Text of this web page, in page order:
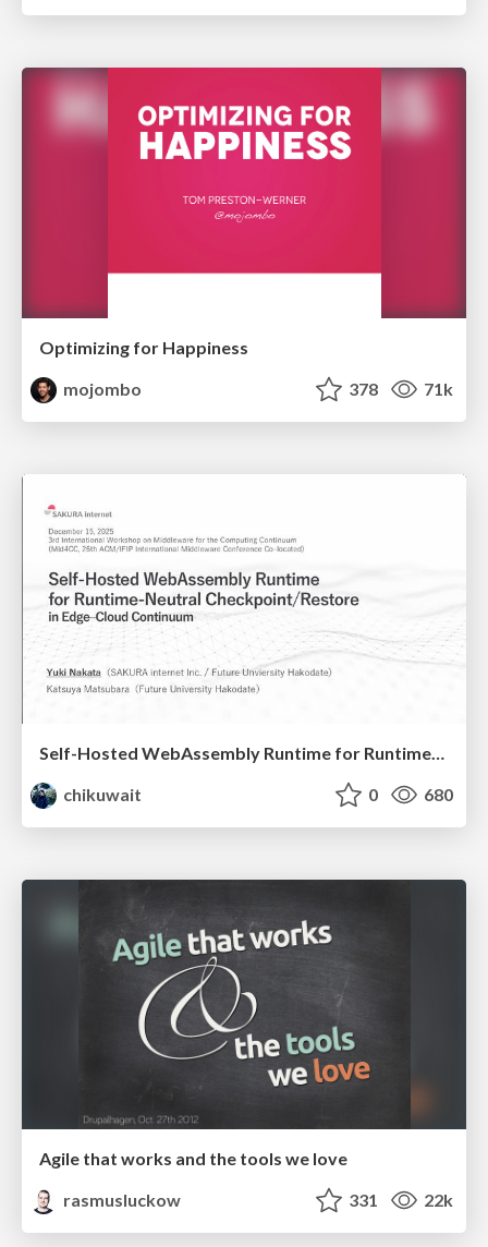
Optimizing for Happiness
mojombo
378 71k
Self-Hosted WebAssembly Runtime for Runtime-Neutral Checkpoint/Restore in Edge–Cloud Continuum
chikuwait
0 680
Agile that works and the tools we love
rasmusluckow
331 22k